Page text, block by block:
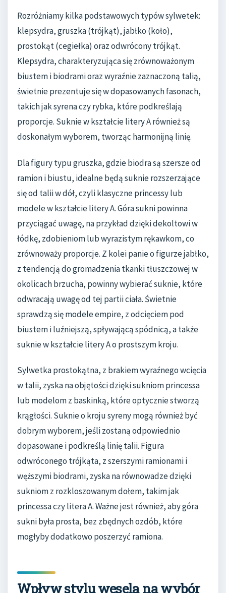
Rozróżniamy kilka podstawowych typów sylwetek:
klepsydra, gruszka (trójkąt), jabłko (koło),
prostokąt (cegiełka) oraz odwrócony trójkąt.
Klepsydra, charakteryzująca się zrównoważonym
biustem i biodrami oraz wyraźnie zaznaczoną talią,
świetnie prezentuje się w dopasowanych fasonach,
takich jak syrena czy rybka, które podkreślają
proporcje. Suknie w kształcie litery A również są
doskonałym wyborem, tworząc harmonijną linię.
Dla figury typu gruszka, gdzie biodra są szersze od
ramion i biustu, idealne będą suknie rozszerzające
się od talii w dół, czyli klasyczne princessy lub
modele w kształcie litery A. Góra sukni powinna
przyciągać uwagę, na przykład dzięki dekoltowi w
łódkę, zdobieniom lub wyrazistym rękawkom, co
zrównoważy proporcje. Z kolei panie o figurze jabłko,
z tendencją do gromadzenia tkanki tłuszczowej w
okolicach brzucha, powinny wybierać suknie, które
odwracają uwagę od tej partii ciała. Świetnie
sprawdzą się modele empire, z odcięciem pod
biustem i luźniejszą, spływającą spódnicą, a także
suknie w kształcie litery A o prostszym kroju.
Sylwetka prostokątna, z brakiem wyraźnego wcięcia
w talii, zyska na objętości dzięki sukniom princessa
lub modelom z baskinką, które optycznie stworzą
krągłości. Suknie o kroju syreny mogą również być
dobrym wyborem, jeśli zostaną odpowiednio
dopasowane i podkreślą linię talii. Figura
odwróconego trójkąta, z szerszymi ramionami i
węższymi biodrami, zyska na równowadze dzięki
sukniom z rozkloszowanym dołem, takim jak
princessa czy litera A. Ważne jest również, aby góra
sukni była prosta, bez zbędnych ozdób, które
mogłyby dodatkowo poszerzyć ramiona.
Wpływ stylu wesela na wybór